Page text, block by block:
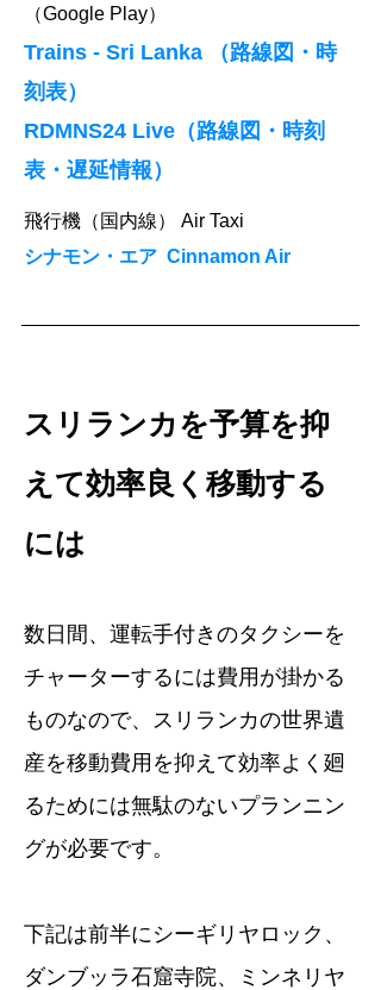
（Google Play）
Trains - Sri Lanka （路線図・時
刻表）
RDMNS24 Live（路線図・時刻
表・遅延情報）
飛行機（国内線） Air Taxi
シナモン・エア Cinnamon Air
スリランカを予算を抑
えて効率良く移動する
には
数日間、運転手付きのタクシーを
チャーターするには費用が掛かる
ものなので、スリランカの世界遺
産を移動費用を抑えて効率よく廻
るためには無駄のないプランニン
グが必要です。
下記は前半にシーギリヤロック、
ダンブッラ石窟寺院、ミンネリヤ